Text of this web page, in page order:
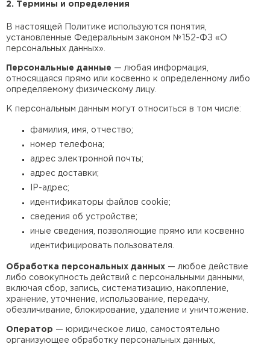
2. Термины и определения
В настоящей Политике используются понятия,
установленные Федеральным законом №152-ФЗ «О
персональных данных».
Персональные данные — любая информация,
относящаяся прямо или косвенно к определенному либо
определяемому физическому лицу.
К персональным данным могут относиться в том числе:
фамилия, имя, отчество;
номер телефона;
адрес электронной почты;
адрес доставки;
IP-адрес;
идентификаторы файлов cookie;
сведения об устройстве;
иные сведения, позволяющие прямо или косвенно
идентифицировать пользователя.
Обработка персональных данных — любое действие
либо совокупность действий с персональными данными,
включая сбор, запись, систематизацию, накопление,
хранение, уточнение, использование, передачу,
обезличивание, блокирование, удаление и уничтожение.
Оператор — юридическое лицо, самостоятельно
организующее обработку персональных данных,
ПЕРЕЙТИ
Утеплитель Xotpipe
Утеплитель Эковер
Утеплитель Тимплэкс
ПЕРЕЙТИ
Утеплитель Изовол
ПЕРЕЙТИ
Утеплитель Basfiber
Утеплитель Дирок
Утеплитель Белтеп
Утеплитель Тизол
Утеплитель Термит
Утеплитель Isotec
Утеплитель Ruspanel
Утеплитель Брит
Утеплитель Basfiber